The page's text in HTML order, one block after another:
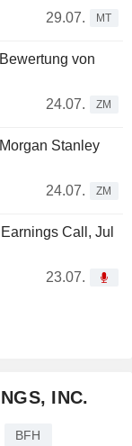
29.07.
MT
von
24.07.
ZM
Stanley
24.07.
ZM
Call, Jul
23.07.
INC.
BFH